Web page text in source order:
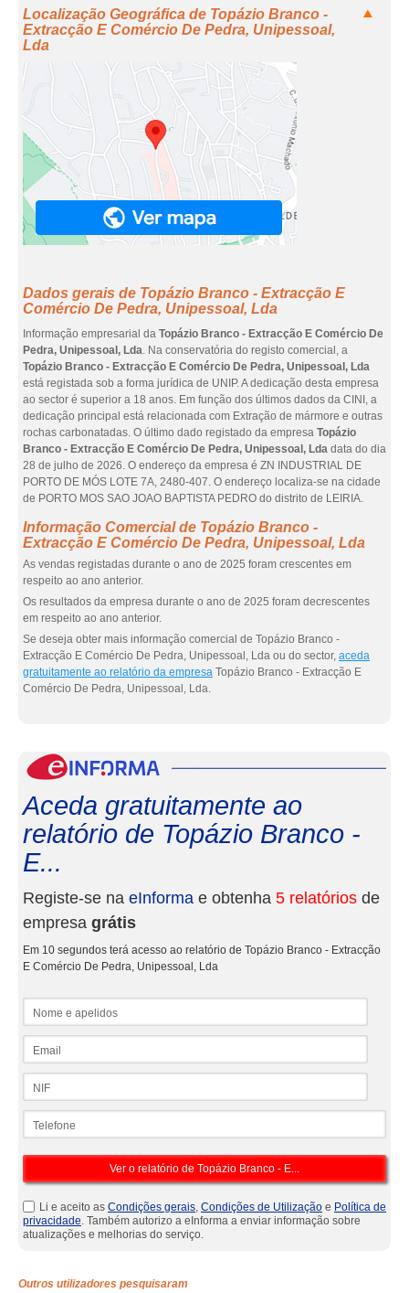
Localização Geográfica de Topázio Branco -
Extracção E Comércio De Pedra, Unipessoal,
Lda
Dados gerais de Topázio Branco - Extracção E
Comércio De Pedra, Unipessoal, Lda
Informação empresarial da Topázio Branco - Extracção E Comércio De
Pedra, Unipessoal, Lda. Na conservatória do registo comercial, a
Topázio Branco - Extracção E Comércio De Pedra, Unipessoal, Lda
está registada sob a forma jurídica de UNIP. A dedicação desta empresa
ao sector é superior a 18 anos. Em função dos últimos dados da CINI, a
dedicação principal está relacionada com Extração de mármore e outras
rochas carbonatadas. O último dado registado da empresa Topázio
Branco - Extracção E Comércio De Pedra, Unipessoal, Lda data do dia
28 de julho de 2026. O endereço da empresa é ZN INDUSTRIAL DE
PORTO DE MÓS LOTE 7A, 2480-407. O endereço localiza-se na cidade
de PORTO MOS SAO JOAO BAPTISTA PEDRO do distrito de LEIRIA.
Informação Comercial de Topázio Branco -
Extracção E Comércio De Pedra, Unipessoal, Lda
As vendas registadas durante o ano de 2025 foram crescentes em
respeito ao ano anterior.
Os resultados da empresa durante o ano de 2025 foram decrescentes
em respeito ao ano anterior.
Se deseja obter mais informação comercial de Topázio Branco -
Extracção E Comércio De Pedra, Unipessoal, Lda ou do sector, aceda
gratuitamente ao relatório da empresa Topázio Branco - Extracção E
Comércio De Pedra, Unipessoal, Lda.
Aceda gratuitamente ao
relatório de Topázio Branco -
E...
Registe-se na eInforma e obtenha 5 relatórios de
empresa grátis
Em 10 segundos terá acesso ao relatório de Topázio Branco - Extracção
E Comércio De Pedra, Unipessoal, Lda
Li e aceito as Condições gerais, Condições de Utilização e Política de
privacidade. Também autorizo a eInforma a enviar informação sobre
atualizações e melhorias do serviço.
Outros utilizadores pesquisaram